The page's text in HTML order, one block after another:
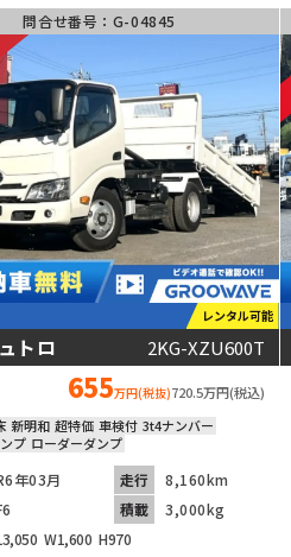
問合せ番号：G-04845
レンタル可能
トロ 2KG-XZU600T
655万円(税抜)720.5万円(税込)
新明和 超特価 車検付 3t4ナンバー
プ ローダーダンプ
年03月 走行
8,160km
積載
3,000kg
W1,600 H970
動画あり